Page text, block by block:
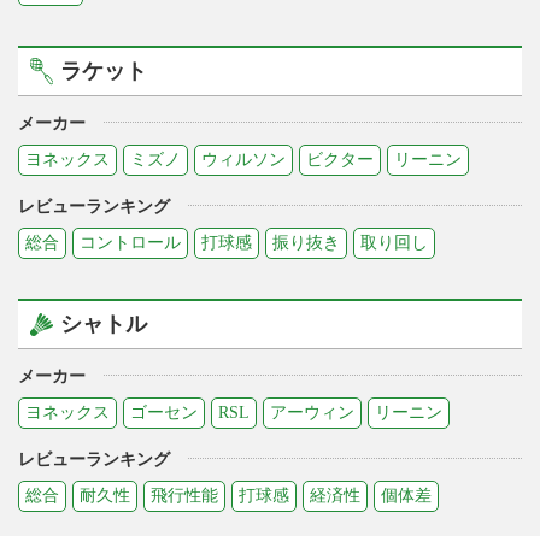
ラケット
メーカー
ヨネックス
ミズノ ウィルソン ビクター リーニン
レビューランキング
総合
コントロール 打球感 振り抜き 取り回し
シャトル
メーカー
ヨネックス
ゴーセン RSL アーウィン リーニン
レビューランキング
総合
耐久性 飛行性能 打球感 経済性 個体差